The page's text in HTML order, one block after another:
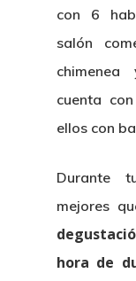
con 6
salón
cuenta
ellos con
Durante
mejores
hora de